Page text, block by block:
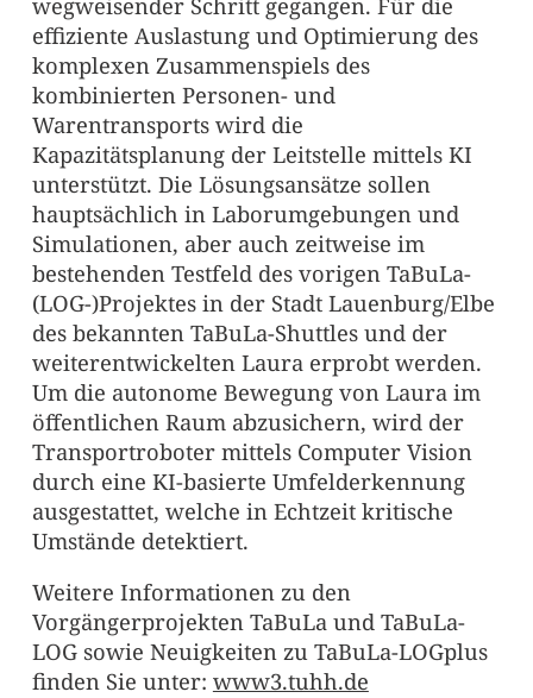
effiziente Auslastung und Optimierung des
komplexen Zusammenspiels des
kombinierten Personen- und
Warentransports wird die
Kapazitätsplanung der Leitstelle mittels KI
unterstützt. Die Lösungsansätze sollen
hauptsächlich in Laborumgebungen und
Simulationen, aber auch zeitweise im
bestehenden Testfeld des vorigen TaBuLa-
(LOG-)Projektes in der Stadt Lauenburg/Elbe
des bekannten TaBuLa-Shuttles und der
weiterentwickelten Laura erprobt werden.
Um die autonome Bewegung von Laura im
öffentlichen Raum abzusichern, wird der
Transportroboter mittels Computer Vision
durch eine KI-basierte Umfelderkennung
ausgestattet, welche in Echtzeit kritische
Umstände detektiert.
Weitere Informationen zu den
Vorgängerprojekten TaBuLa und TaBuLa-
LOG sowie Neuigkeiten zu TaBuLa-LOGplus
finden Sie unter: www3.tuhh.de